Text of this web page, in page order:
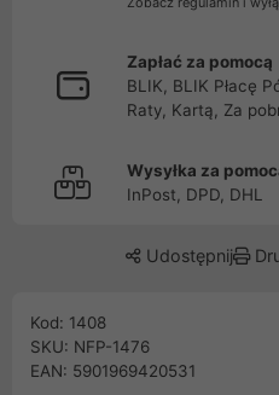
Zapłać za pomocą
BLIK, BLIK Płacę
Raty, Kartą, Za
Wysyłka za
InPost, DPD, DHL
Udostępnij
Kod: 1408
SKU: NFP-1476
EAN: 5901969420531